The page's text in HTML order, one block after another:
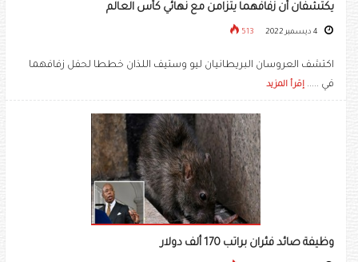
يكتشفان أن زفافهما يتزامن مع نهائي كأس العالم
513
اكتشف العروسان البريطانيان ليو وستيف اللذان خططا لحفل زفافهما
في ..... إقرأ المزيد
وظيفة صائد فئران براتب 170 ألف دولار